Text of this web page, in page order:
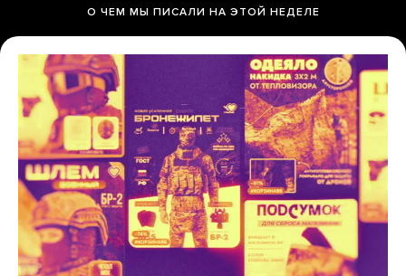
О ЧЕМ МЫ ПИСАЛИ НА ЭТОЙ НЕДЕЛЕ